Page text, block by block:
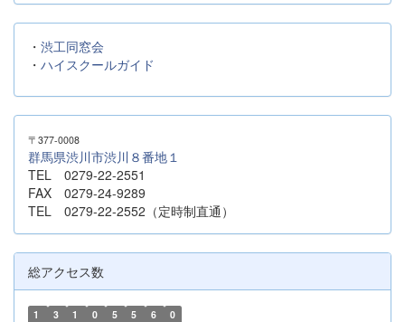
・ 渋工同窓会
・ ハイスクールガイド
〒377-0008
群馬県渋川市渋川８番地１
TEL 0279-22-2551
FAX 0279-24-9289
TEL 0279-22-2552（定時制直通）
総アクセス数
1 3 1 0 5 5 6 0